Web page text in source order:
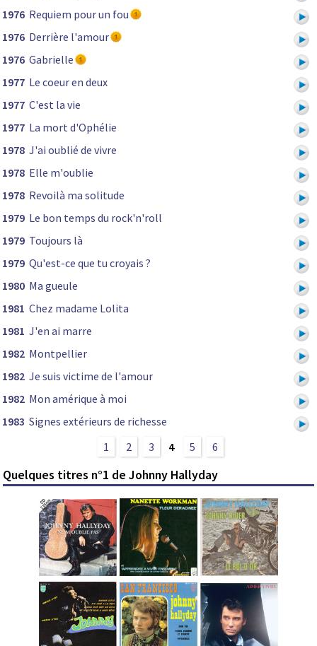
1976 Requiem pour un fou
1976 Derrière l'amour
1976 Gabrielle
1977 Le coeur en deux
1977 C'est la vie
1977 La mort d'Ophélie
1978 J'ai oublié de vivre
1978 Elle m'oublie
1978 Revoilà ma solitude
1979 Le bon temps du rock'n'roll
1979 Toujours là
1979 Qu'est-ce que tu croyais ?
1980 Ma gueule
1981 Chez madame Lolita
1981 J'en ai marre
1982 Montpellier
1982 Je suis victime de l'amour
1982 Mon amérique à moi
1983 Signes extérieurs de richesse
1
2 3 4 5 6
Quelques titres n°1 de Johnny Hallyday